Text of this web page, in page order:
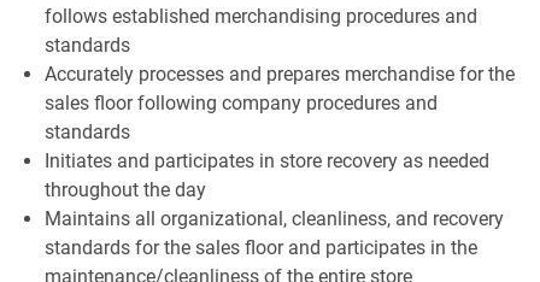
follows established merchandising procedures and
standards
Accurately processes and prepares merchandise for the
sales floor following company procedures and
standards
Initiates and participates in store recovery as needed
throughout the day
Maintains all organizational, cleanliness, and recovery
standards for the sales floor and participates in the
maintenance/cleanliness of the entire store